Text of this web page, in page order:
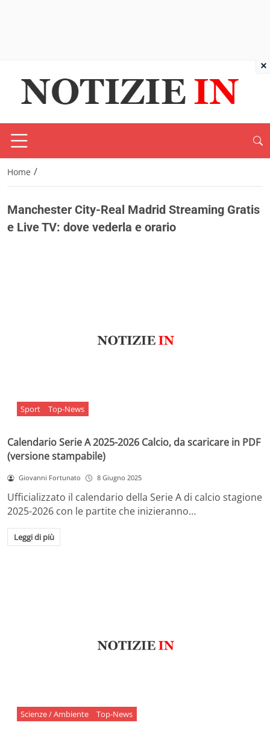
Home /
Manchester City-Real Madrid Streaming Gratis
e Live TV: dove vederla e orario
Sport Top-News
Calendario Serie A 2025-2026 Calcio, da scaricare in PDF
(versione stampabile)
Giovanni Fortunato 8 Giugno 2025
Ufficializzato il calendario della Serie A di calcio stagione
2025-2026 con le partite che inizieranno…
Leggi di più
Scienze / Ambiente Top-News
×